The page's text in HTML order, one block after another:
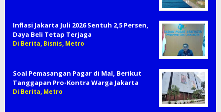
Inflasi Jakarta Juli 2026 Sentuh 2,5 Persen,
Daya Beli Tetap Terjaga
Di Berita, Bisnis, Metro
Soal Pemasangan Pagar di Mal, Berikut
Tanggapan Pro-Kontra Warga Jakarta
Di Berita, Metro